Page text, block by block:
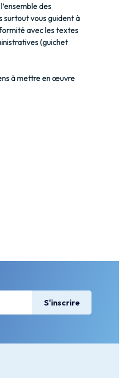
des
surtout vous guident à
avec les textes
(guichet
à mettre en œuvre